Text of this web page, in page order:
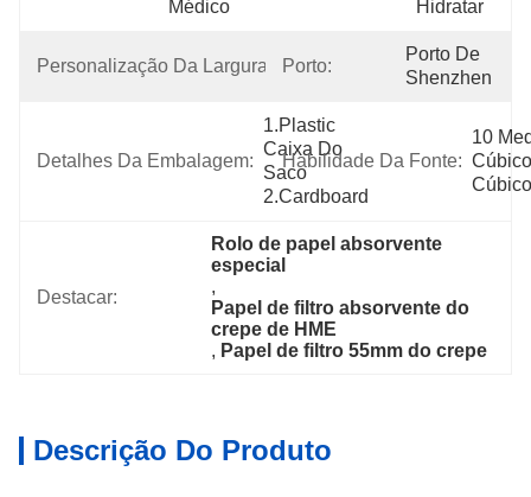
Médico
Hidratar
Personalização Da Largura:
10mm-
600mm
Porto:
Porto De
Shenzhen
Detalhes Da Embalagem:
1.Plastic
Caixa Do
Saco
2.Cardboard
Habilidade Da Fonte:
10
Destacar:
Rolo de papel absorvente
especial
,
Papel de filtro absorvente do
crepe de HME
, Papel de filtro 55mm do crepe
Descrição Do Produto